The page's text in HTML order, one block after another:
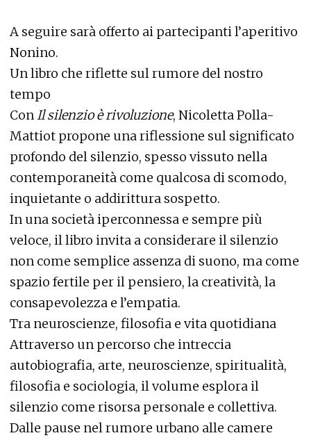
A seguire sarà offerto ai partecipanti l’aperitivo
Nonino.
Un libro che riflette sul rumore del nostro
tempo
ConIl silenzio è rivoluzione, Nicoletta Polla-
Mattiot propone una riflessione sul significato
profondo del silenzio, spesso vissuto nella
contemporaneità come qualcosa di scomodo,
inquietante o addirittura sospetto.
In una società iperconnessa e sempre più
veloce, il libro invita a considerare il silenzio
non come semplice assenza di suono, ma come
spazio fertile per il pensiero, la creatività, la
consapevolezza e l’empatia.
Tra neuroscienze, filosofia e vita quotidiana
Attraverso un percorso che intreccia
autobiografia, arte, neuroscienze, spiritualità,
filosofia e sociologia, il volume esplora il
silenzio come risorsa personale e collettiva.
Dalle pause nel rumore urbano alle camere